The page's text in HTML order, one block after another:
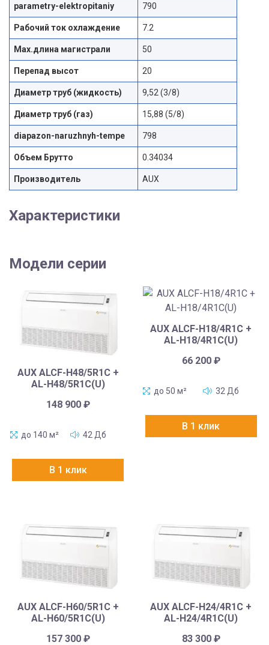
parametry-elektropitaniy 790
Рабочий ток охлаждение 7.2
Max.длина магистрали 50
Перепад высот 20
Диаметр труб (жидкость) 9,52 (3/8)
Диаметр труб (газ) 15,88 (5/8)
diapazon-naruzhnyh-tempe 798
Объем Брутто 0.34034
Производитель AUX
Характеристики
Модели серии
AUX ALCF-H48/5R1C +
AL-H48/5R1C(U)
148 900 ₽
до 140 м² 42 Дб
В 1 клик
AUX ALCF-H18/4R1C +
AL-H18/4R1C(U)
66 200 ₽
до 50 м² 32 Дб
В 1 клик
AUX ALCF-H60/5R1C +
AL-H60/5R1C(U)
157 300 ₽
AUX ALCF-H24/4R1C +
AL-H24/4R1C(U)
83 300 ₽